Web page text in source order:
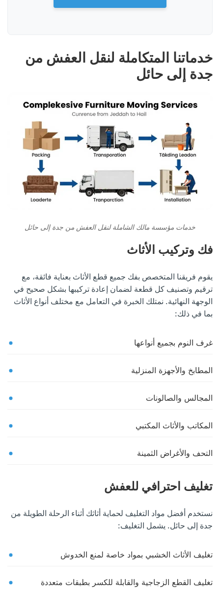
خدماتنا المتكاملة لنقل العفش من
جدة إلى حائل
خدمات مؤسسة مالك الشاملة لنقل العفش من جدة إلى حائل
فك وتركيب الأثاث
يقوم فريقنا المتخصص بفك جميع قطع الأثاث بعناية فائقة، مع
ترقيم وتصنيف كل قطعة لضمان إعادة تركيبها بشكل صحيح في
الوجهة النهائية. نمتلك الخبرة في التعامل مع مختلف أنواع الأثاث
بما في ذلك:
غرف النوم بجميع أنواعها
المطابخ والأجهزة المنزلية
المجالس والصالونات
المكاتب والأثاث المكتبي
التحف والأغراض الثمينة
تغليف احترافي للعفش
نستخدم أفضل مواد التغليف لحماية أثاثك أثناء الرحلة الطويلة من
جدة إلى حائل. يشمل التغليف:
تغليف الأثاث الخشبي بمواد خاصة لمنع الخدوش
تغليف القطع الزجاجية والقابلة للكسر بطبقات متعددة